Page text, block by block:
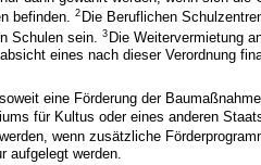
befinden.2 Die Beruflichen
Schulen sein.3 Die Weitervermietung
eines nach dieser Verordnung
eine Förderung der
für Kultus oder eines anderen
wenn zusätzliche
aufgelegt werden.